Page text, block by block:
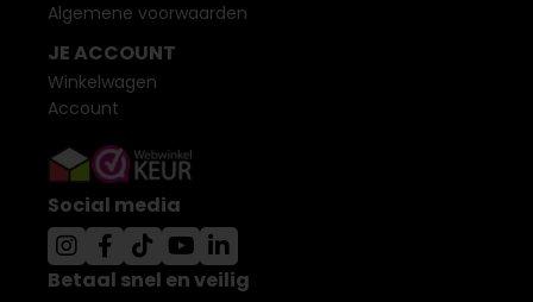
Algemene voorwaarden
JE ACCOUNT
Winkelwagen
Account
Social media
Betaal snel en veilig